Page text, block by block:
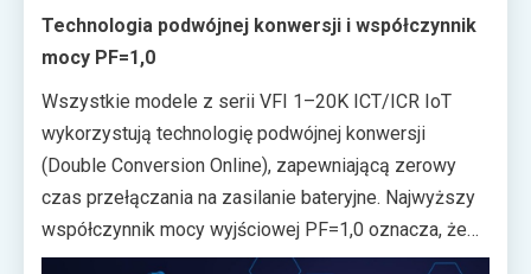
utrzymaniu — umożliwiają przegląd statusu pracy oraz
natychmiastowe rozwiązywanie problemów
trzech konfiguracjach fazowych: Online 1/1
(jednofazowy), Online 3/1 (trójfazowe wejście,
jednofazowe wyjście) oraz Online 3/3 (trójfazowy), co
czyni ją wszechstronną odpowiedzią na potrzeby
zarówno małych serwerowni, jak i dużych centrów
Technologia podwójnej konwersji i współczynnik
mocy PF=1,0
Wszystkie modele z serii VFI 1–20K ICT/ICR IoT
wykorzystują technologię podwójnej konwersji
(Double Conversion Online), zapewniającą zerowy
czas przełączania na zasilanie bateryjne. Najwyższy
współczynnik mocy wyjściowej PF=1,0 oznacza, że
każda jednostka woltomperowa (VA) przekłada się na